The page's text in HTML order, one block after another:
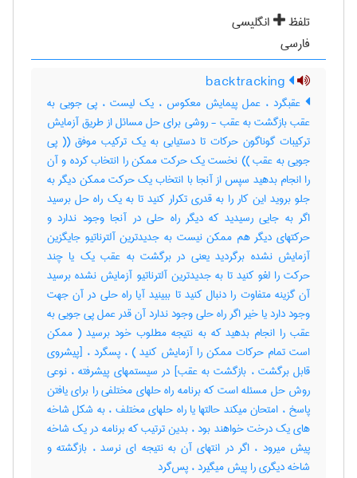
تلفظ
انگلیسی
فارسی
عقبگرد ، عمل پیمایش معکوس ، یک لیست ، پی جویی به
عقب بازگشت به عقب - روشی برای حل مسائل از طریق آزمایش
ترکیبات گوناگون حرکات تا دستیابی به یک ترکیب موفق (( پی
جویی به عقب )) نخست یک حرکت ممکن را انتخاب کرده و آن
را انجام بدهید سپس از آنجا با انتخاب یک حرکت ممکن دیگر به
جلو بروید این کار را به قدری تکرار کنید تا به یک راه حل برسید
اگر به جایی رسیدید که دیگر راه حلی در آنجا وجود ندارد و
حرکتهای دیگر هم ممکن نیست به جدیدترین آلترناتیو جایگزین
آزمایش نشده برگردید یعنی در برگشت به عقب یک یا چند
حرکت را لغو کنید تا به جدیدترین آلترناتیو آزمایش نشده برسید
آن گزینه متفاوت را دنبال کنید تا ببینید آیا راه حلی در آن جهت
وجود دارد یا خیر اگر راه حلی وجود ندارد آن قدر عمل پی جویی به
عقب را انجام بدهید که به نتیجه مطلوب خود برسید ( ممکن
است تمام حرکات ممکن را آزمایش کنید ) ، پسگرد ، [پیشروی
قابل برگشت ، بازگشت به عقب] در سیستمهای پیشرفته ، نوعی
روش حل مسئله است که برنامه راه حلهای مختلفی را برای یافتن
پاسخ ، امتحان میکند حالتها یا راه حلهای مختلف ، به شکل شاخه
های یک درخت خواهند بود ، بدین ترتیب که برنامه در یک شاخه
پیش میرود ، اگر در انتهای آن به نتیجه ای نرسد ، بازگشته و
شاخه دیگری را پیش میگیرد ، پس‌گرد